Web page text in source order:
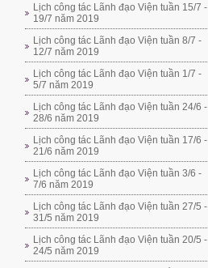
Lịch công tác Lãnh đạo Viện tuần 15/7 -
19/7 năm 2019
Lịch công tác Lãnh đạo Viện tuần 8/7 -
12/7 năm 2019
Lịch công tác Lãnh đạo Viện tuần 1/7 -
5/7 năm 2019
Lịch công tác Lãnh đạo Viện tuần 24/6 -
28/6 năm 2019
Lịch công tác Lãnh đạo Viện tuần 17/6 -
21/6 năm 2019
Lịch công tác Lãnh đạo Viện tuần 3/6 -
7/6 năm 2019
Lịch công tác Lãnh đạo Viện tuần 27/5 -
31/5 năm 2019
Lịch công tác Lãnh đạo Viện tuần 20/5 -
24/5 năm 2019